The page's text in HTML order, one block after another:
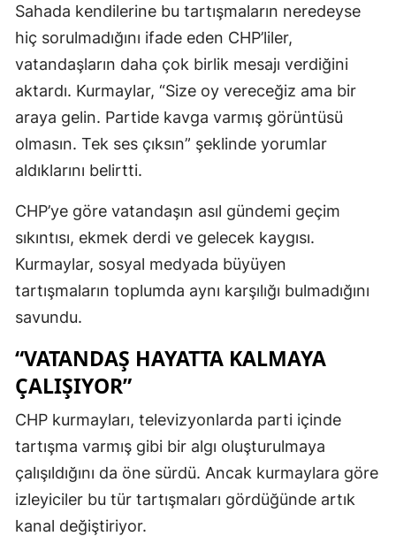
Sahada kendilerine bu tartışmaların neredeyse
hiç sorulmadığını ifade eden CHP’liler,
vatandaşların daha çok birlik mesajı verdiğini
aktardı. Kurmaylar, “Size oy vereceğiz ama bir
araya gelin. Partide kavga varmış görüntüsü
olmasın. Tek ses çıksın” şeklinde yorumlar
aldıklarını belirtti.
CHP’ye göre vatandaşın asıl gündemi geçim
sıkıntısı, ekmek derdi ve gelecek kaygısı.
Kurmaylar, sosyal medyada büyüyen
tartışmaların toplumda aynı karşılığı bulmadığını
savundu.
“VATANDAŞ HAYATTA KALMAYA
ÇALIŞIYOR”
CHP kurmayları, televizyonlarda parti içinde
tartışma varmış gibi bir algı oluşturulmaya
çalışıldığını da öne sürdü. Ancak kurmaylara göre
izleyiciler bu tür tartışmaları gördüğünde artık
kanal değiştiriyor.